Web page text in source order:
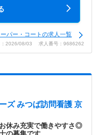
パー・コートの求人一覧
：2026/08/03 求人番号：9686262
ズ みつば訪問看護 京
休み充実で働きやすさ◎
の募集です